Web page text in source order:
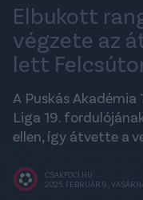
Elbukott
végzete az
lett
A Puskás
Liga 19.
ellen, így átvette a
CSAKFOCI.HU
2025. FEBRUÁR 9.,